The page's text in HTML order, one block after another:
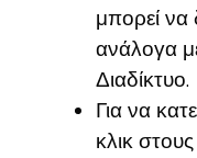
μπορεί να
ανάλογα
Διαδίκτυο.
Για να
κλικ